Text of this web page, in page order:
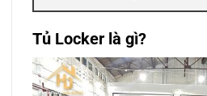
Tủ Locker là gì?